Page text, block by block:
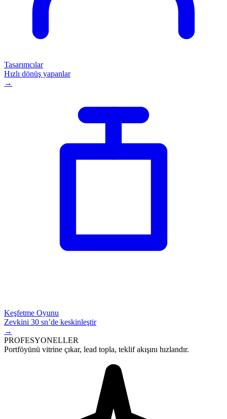
Tasarımcılar
Hızlı dönüş yapanlar
→
Keşfetme Oyunu
Zevkini 30 sn’de keskinleştir
→
PROFESYONELLER
Portföyünü vitrine çıkar, lead topla, teklif akışını hızlandır.